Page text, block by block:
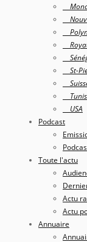
St-
USA
Podcast
Toute l'actu
Actu
Actu
Annuaire